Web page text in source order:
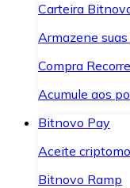
Carteira
Armazene
Compra
Acumule aos
Bitnovo Pay
Aceite
Bitnovo Ramp